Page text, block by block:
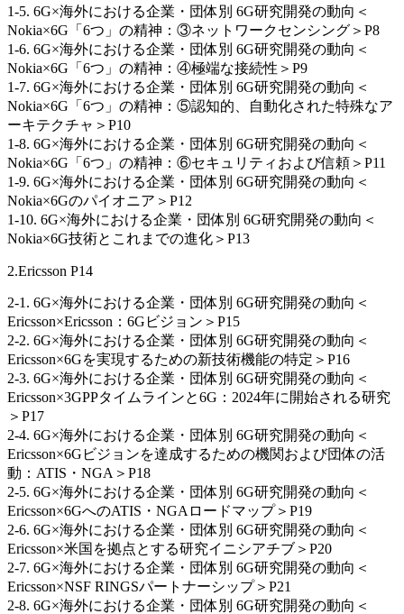
1-5. 6G×海外における企業・団体別 6G研究開発の動向＜
Nokia×6G「6つ」の精神：③ネットワークセンシング＞P8
1-6. 6G×海外における企業・団体別 6G研究開発の動向＜
Nokia×6G「6つ」の精神：④極端な接続性＞P9
1-7. 6G×海外における企業・団体別 6G研究開発の動向＜
Nokia×6G「6つ」の精神：⑤認知的、自動化された特殊なア
ーキテクチャ＞P10
1-8. 6G×海外における企業・団体別 6G研究開発の動向＜
Nokia×6G「6つ」の精神：⑥セキュリティおよび信頼＞P11
1-9. 6G×海外における企業・団体別 6G研究開発の動向＜
Nokia×6Gのパイオニア＞P12
1-10. 6G×海外における企業・団体別 6G研究開発の動向＜
Nokia×6G技術とこれまでの進化＞P13
2.Ericsson P14
2-1. 6G×海外における企業・団体別 6G研究開発の動向＜
Ericsson×Ericsson：6Gビジョン＞P15
2-2. 6G×海外における企業・団体別 6G研究開発の動向＜
Ericsson×6Gを実現するための新技術機能の特定＞P16
2-3. 6G×海外における企業・団体別 6G研究開発の動向＜
Ericsson×3GPPタイムラインと6G：2024年に開始される研究
＞P17
2-4. 6G×海外における企業・団体別 6G研究開発の動向＜
Ericsson×6Gビジョンを達成するための機関および団体の活
動：ATIS・NGA＞P18
2-5. 6G×海外における企業・団体別 6G研究開発の動向＜
Ericsson×6GへのATIS・NGAロードマップ＞P19
2-6. 6G×海外における企業・団体別 6G研究開発の動向＜
Ericsson×米国を拠点とする研究イニシアチブ＞P20
2-7. 6G×海外における企業・団体別 6G研究開発の動向＜
Ericsson×NSF RINGSパートナーシップ＞P21
2-8. 6G×海外における企業・団体別 6G研究開発の動向＜